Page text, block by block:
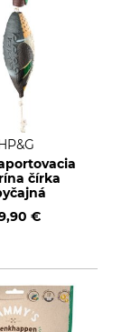
čírka
€